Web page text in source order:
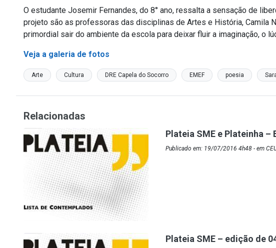
O estudante Josemir Fernandes, do 8° ano, ressalta a sensação de
projeto são as professoras das disciplinas de Artes e História, Camila
primordial sair do ambiente da escola para deixar fluir a imaginação, o
Veja a galeria de fotos
Arte Cultura DRE Capela do Socorro EMEF poesia
Relacionadas
Plateia SME e Plateinha –
Publicado em: 19/07/2016 4h48 - em
Plateia SME – edição de